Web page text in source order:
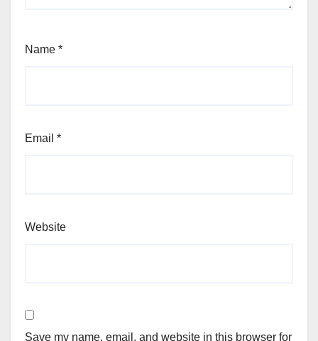
Name *
Email *
Website
Save my name, email, and website in this browser for